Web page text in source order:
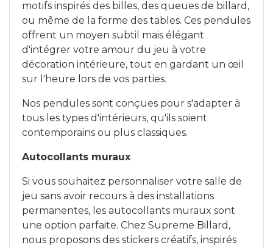
motifs inspirés des billes, des queues de billard,
ou même de la forme des tables. Ces pendules
offrent un moyen subtil mais élégant
d'intégrer votre amour du jeu à votre
décoration intérieure, tout en gardant un œil
sur l'heure lors de vos parties.
Nos pendules sont conçues pour s'adapter à
tous les types d'intérieurs, qu'ils soient
contemporains ou plus classiques.
Autocollants muraux
Si vous souhaitez personnaliser votre salle de
jeu sans avoir recours à des installations
permanentes, les autocollants muraux sont
une option parfaite. Chez Supreme Billard,
nous proposons des stickers créatifs, inspirés